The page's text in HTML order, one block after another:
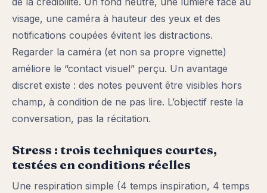
visage, une caméra à hauteur des yeux et des
notifications coupées évitent les distractions.
Regarder la caméra (et non sa propre vignette)
améliore le “contact visuel” perçu. Un avantage
discret existe : des notes peuvent être visibles hors
champ, à condition de ne pas lire. L’objectif reste la
conversation, pas la récitation.
Stress : trois techniques courtes,
testées en conditions réelles
Une respiration simple (4 temps inspiration, 4 temps